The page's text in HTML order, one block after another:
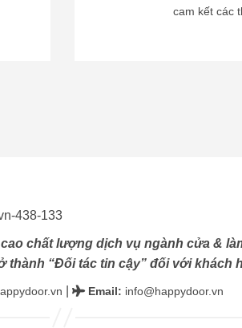
cam kết các
chất lượng dịch vụ ngành cửa &
thành “Đối tác tin cậy” đối với khách
Email: info@happydoor.vn